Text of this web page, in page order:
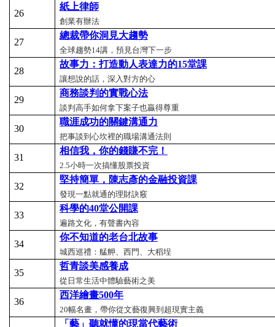
26
紙上律師
創業有辦法
27
總裁帶你洞見大趨勢
全球趨勢14講，預見台灣下一步
28
故事力：打造動人表達力的15堂課
讓想說的話，深入對方的心
29
商務談判的實戰心法
談判高手如何拿下案子也贏得尊重
30
職涯成功的關鍵溝通力
把事談到心坎裡的職場溝通法則
31
相信我，你的錢賺不完！
2.5小時一次搞懂股票投資
32
堅持簡單，陳志彥的金融投資課
發現一點就通的理財訣竅
33
科學的40堂公開課
遍路文化，有聲書內容
34
你不知道的老台北故事
城西巡禮：艋舺、西門、大稻埕
35
哲青談美感養成
從日常生活中體驗藝術之美
36
西洋繪畫500年
20幅名畫，帶你從文藝復興到超現實主義
「藝」聽就懂的現當代藝術